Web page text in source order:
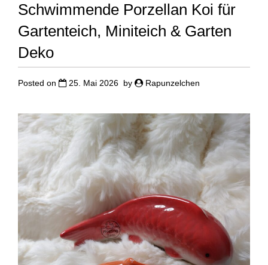
Schwimmende Porzellan Koi für
Gartenteich, Miniteich & Garten
Deko
Posted on 25. Mai 2026 by Rapunzelchen